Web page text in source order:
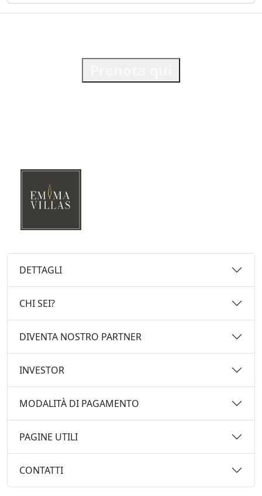
DETTAGLI
CHI SEI?
DIVENTA NOSTRO PARTNER
INVESTOR
MODALITÀ DI PAGAMENTO
PAGINE UTILI
CONTATTI